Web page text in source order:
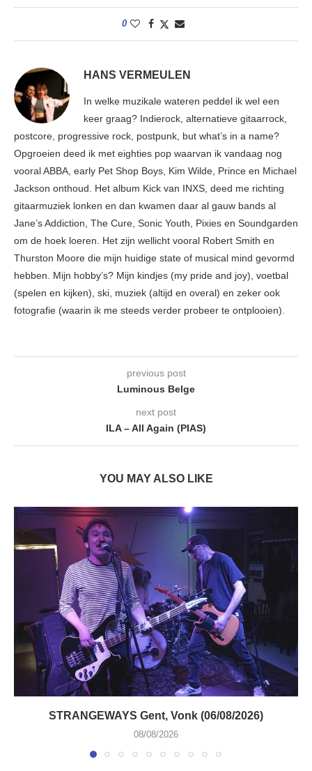
0
HANS VERMEULEN
In welke muzikale wateren peddel ik wel een
keer graag? Indierock, alternatieve gitaarrock,
postcore, progressive rock, postpunk, but what’s in a name?
Opgroeien deed ik met eighties pop waarvan ik vandaag nog
vooral ABBA, early Pet Shop Boys, Kim Wilde, Prince en Michael
Jackson onthoud. Het album Kick van INXS, deed me richting
gitaarmuziek lonken en dan kwamen daar al gauw bands al
Jane’s Addiction, The Cure, Sonic Youth, Pixies en Soundgarden
om de hoek loeren. Het zijn wellicht vooral Robert Smith en
Thurston Moore die mijn huidige state of musical mind gevormd
hebben. Mijn hobby’s? Mijn kindjes (my pride and joy), voetbal
(spelen en kijken), ski, muziek (altijd en overal) en zeker ook
fotografie (waarin ik me steeds verder probeer te ontplooien).
previous post
Luminous Belge
next post
ILA – All Again (PIAS)
YOU MAY ALSO LIKE
STRANGEWAYS Gent, Vonk (06/08/2026)
08/08/2026